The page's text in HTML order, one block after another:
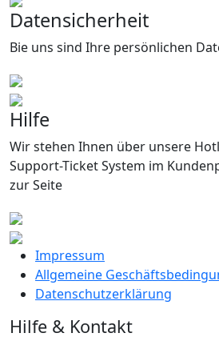
Datensicherheit
Bie uns sind Ihre persönlichen
Hilfe
Wir stehen Ihnen über unsere
Support-Ticket System im
zur Seite
Impressum
Allgemeine
Datenschutzerklärung
Hilfe & Kontakt